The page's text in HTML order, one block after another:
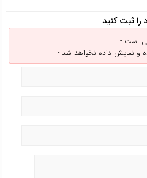
ثبت کنید
است -
و نمایش داده نخواهد شد -